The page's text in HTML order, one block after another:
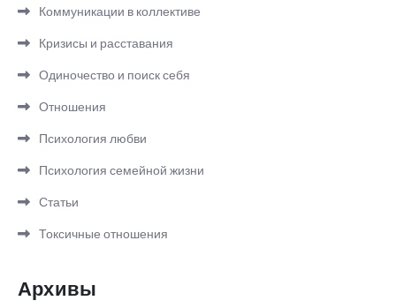
Коммуникации в коллективе
Кризисы и расставания
Одиночество и поиск себя
Отношения
Психология любви
Психология семейной жизни
Статьи
Токсичные отношения
Архивы